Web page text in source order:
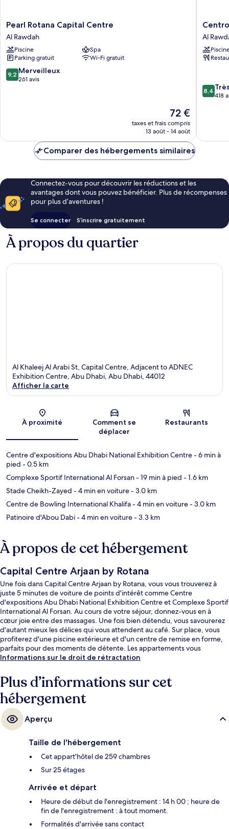
Pearl
Rotana
Capital
Centre
Al
Rawdah
Pearl Rotana Capital Centre
Al Rawdah
Piscine
Spa
Parking gratuit
Wi-Fi gratuit
9.2
sur
9,2 Merveilleux
261 avis
Le
nouveau
prix
de
72 €
taxes et frais compris
13 août - 14 août
Centro
Capital
Centre
Al
Rawdah
Al
8.4
sur
8,4
418
Comparer des hébergements similaires
Connectez-vous pour découvrir les réductions et les
avantages dont vous pouvez bénéficier. Plus de récompenses
pour plus d’aventures !
Se connecter S’inscrire gratuitement
À propos du quartier
Al Khaleej Al Arabi St, Capital Centre, Adjacent to ADNEC
Exhibition Centre, Abu Dhabi, Abu Dhabi, 44012
Afficher la carte
À proximité
Comment se
déplacer
Restaurants
Centre d'expositions Abu Dhabi National Exhibition Centre- 6 min à
pied - 0.5 km
Complexe Sportif International Al Forsan- 19 min à pied - 1.6 km
Stade Cheikh-Zayed - 4 min en voiture- 3.0 km
Centre de Bowling International Khalifa- 4 min en voiture- 3.0 km
Patinoire d'Abou Dabi- 4 min en voiture- 3.3 km
À propos de cet hébergement
Capital Centre Arjaan by Rotana
Une fois dans Capital Centre Arjaan by Rotana, vous vous trouverez à
juste 5 minutes de voiture de points d'intérêt comme Centre
d'expositions Abu Dhabi National Exhibition Centre et Complexe Sportif
International Al Forsan. Au cours de votre séjour, donnez-vous en à
cœur joie entre des massages. Une fois bien détendu, vous savourerez
d'autant mieux les délices qui vous attendent au café. Sur place, vous
profiterez d'une piscine extérieure et d'un centre de remise en forme,
parfaits pour des moments de détente. Les appartements vous
réservent par ailleurs d'agréables petits plus comme une couette en
Informations sur le droit de rétractation
Plus d’informations sur cet
hébergement
Aperçu
Taille de l'hébergement
Cet appart'hôtel de 259 chambres
Sur 25 étages
Arrivée et départ
Heure de début de l'enregistrement : 14 h 00 ; heure de
fin de l'enregistrement : à tout moment.
Formalités d'arrivée sans contact